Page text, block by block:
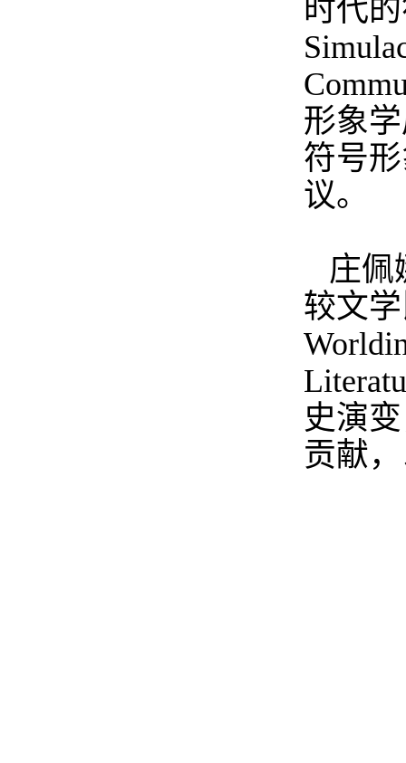
时代
形象
符号
议。
庄佩
较文
史演
贡献